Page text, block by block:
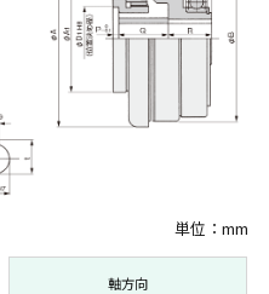
単位：mm
軸方向